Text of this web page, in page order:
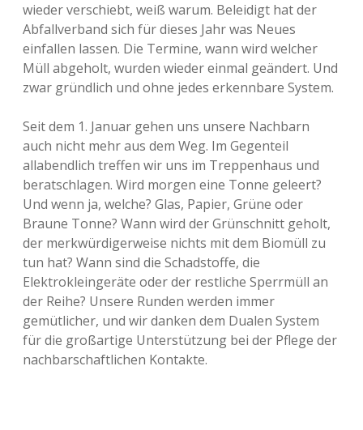
wieder verschiebt, weiß warum. Beleidigt hat der
Abfallverband sich für dieses Jahr was Neues
einfallen lassen. Die Termine, wann wird welcher
Müll abgeholt, wurden wieder einmal geändert. Und
zwar gründlich und ohne jedes erkennbare System.
Seit dem 1. Januar gehen uns unsere Nachbarn
auch nicht mehr aus dem Weg. Im Gegenteil
allabendlich treffen wir uns im Treppenhaus und
beratschlagen. Wird morgen eine Tonne geleert?
Und wenn ja, welche? Glas, Papier, Grüne oder
Braune Tonne? Wann wird der Grünschnitt geholt,
der merkwürdigerweise nichts mit dem Biomüll zu
tun hat? Wann sind die Schadstoffe, die
Elektrokleingeräte oder der restliche Sperrmüll an
der Reihe? Unsere Runden werden immer
gemütlicher, und wir danken dem Dualen System
für die großartige Unterstützung bei der Pflege der
nachbarschaftlichen Kontakte.